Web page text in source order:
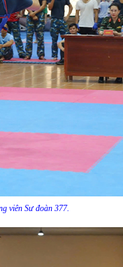
viên Sư đoàn 377.